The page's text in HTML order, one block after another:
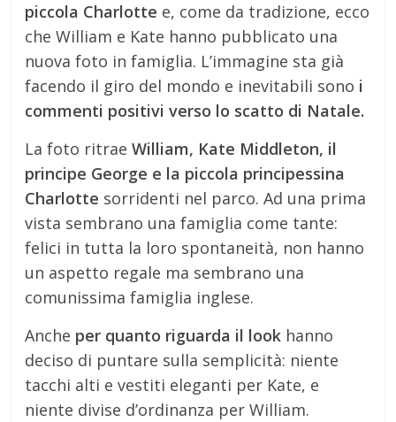
piccola Charlotte e, come da tradizione, ecco
che William e Kate hanno pubblicato una
nuova foto in famiglia. L’immagine sta già
facendo il giro del mondo e inevitabili sono i
commenti positivi verso lo scatto di Natale.
La foto ritrae William, Kate Middleton, il
principe George e la piccola principessina
Charlotte sorridenti nel parco. Ad una prima
vista sembrano una famiglia come tante:
felici in tutta la loro spontaneità, non hanno
un aspetto regale ma sembrano una
comunissima famiglia inglese.
Anche per quanto riguarda il look hanno
deciso di puntare sulla semplicità: niente
tacchi alti e vestiti eleganti per Kate, e
niente divise d’ordinanza per William.